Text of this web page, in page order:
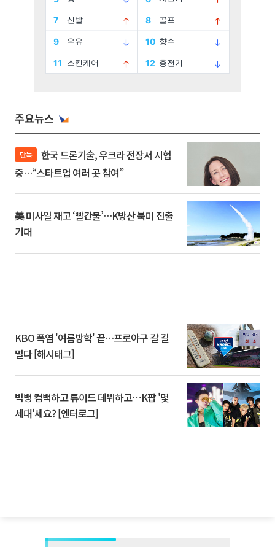
주요뉴스
단독
중…“스타트업 여러 곳 참여”
美 미사일 재고 ‘빨간불’…K방산 북미 진출
기대
KBO 폭염 '여름방학' 끝…프로야구 갈 길
멀다 [해시태그]
빅뱅 컴백하고 튜이드 데뷔하고⋯K팝 '몇
세대'세요? [엔터로그]